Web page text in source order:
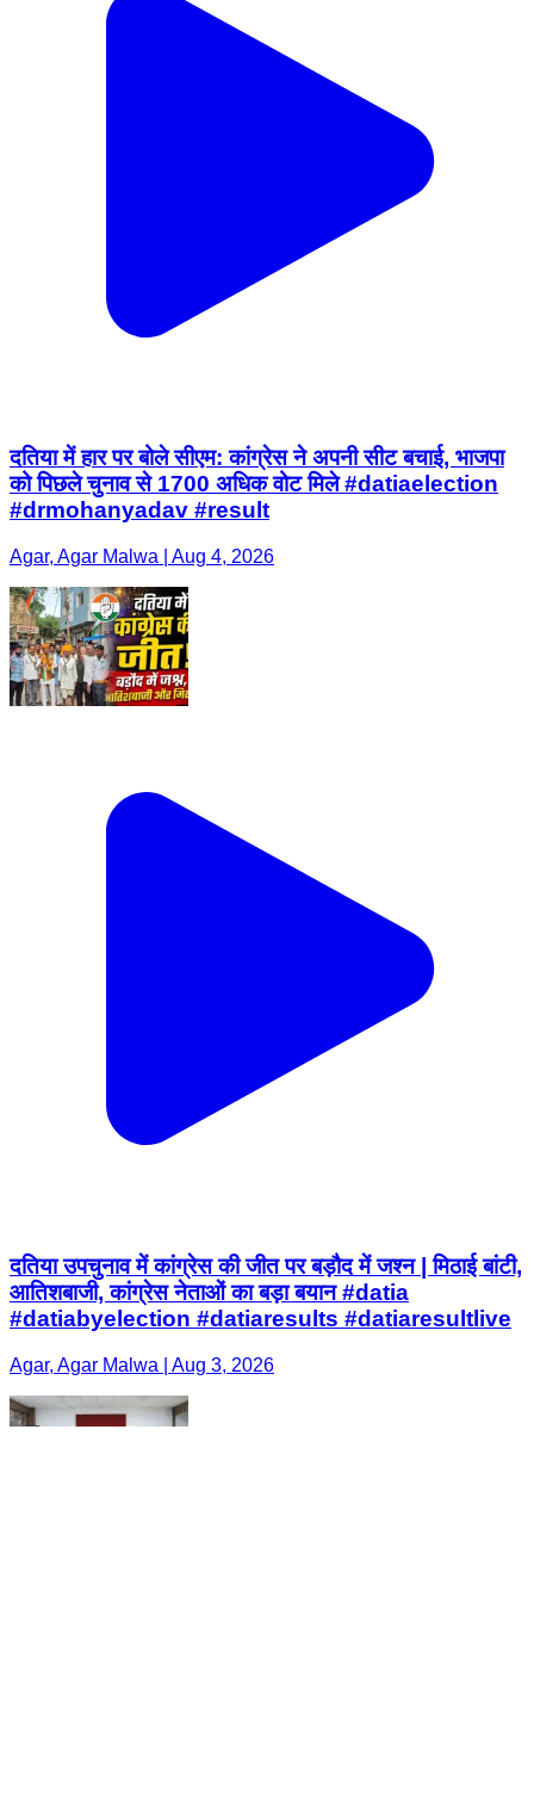
दतिया में हार पर बोले सीएम: कांग्रेस ने अपनी सीट बचाई, भाजपा
को पिछले चुनाव से 1700 अधिक वोट मिले #datiaelection
#drmohanyadav #result
Agar, Agar Malwa | Aug 4, 2026
दतिया उपचुनाव में कांग्रेस की जीत पर बड़ौद में जश्न | मिठाई बांटी,
आतिशबाजी, कांग्रेस नेताओं का बड़ा बयान #datia
#datiabyelection #datiaresults #datiaresultlive
Agar, Agar Malwa | Aug 3, 2026